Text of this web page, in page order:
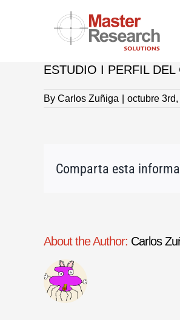
ESTUDIO I PERFIL
By Carlos Zuñiga octubre
Comparta esta
About the Author: Carlos